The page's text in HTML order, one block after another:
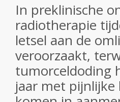
In preklinische
radiotherapie
letsel aan de
veroorzaakt,
tumorceldoding
jaar met